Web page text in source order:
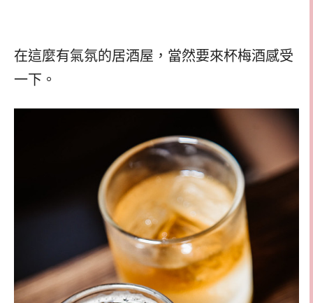
在這麼有氣氛的居酒屋，當然要來杯梅酒感受
一下。